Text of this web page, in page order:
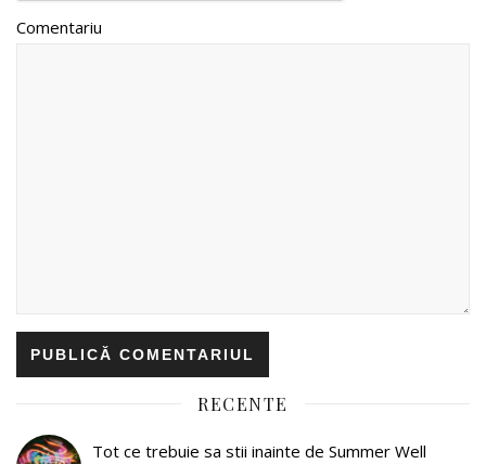
Comentariu
RECENTE
Tot ce trebuie sa stii inainte de Summer Well